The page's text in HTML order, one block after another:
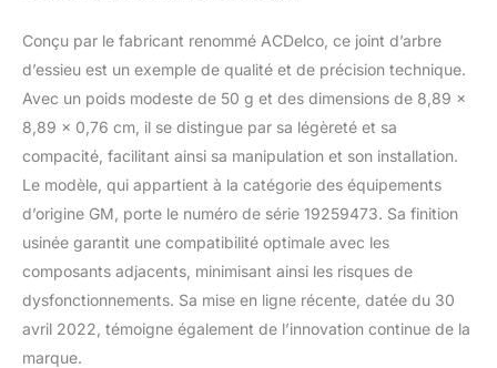
Conçu par le fabricant renommé ACDelco, ce joint d’arbre
d’essieu est un exemple de qualité et de précision technique.
Avec un poids modeste de 50 g et des dimensions de 8,89 x
8,89 x 0,76 cm, il se distingue par sa légèreté et sa
compacité, facilitant ainsi sa manipulation et son installation.
Le modèle, qui appartient à la catégorie des équipements
d’origine GM, porte le numéro de série 19259473. Sa finition
usinée garantit une compatibilité optimale avec les
composants adjacents, minimisant ainsi les risques de
dysfonctionnements. Sa mise en ligne récente, datée du 30
avril 2022, témoigne également de l’innovation continue de la
marque.